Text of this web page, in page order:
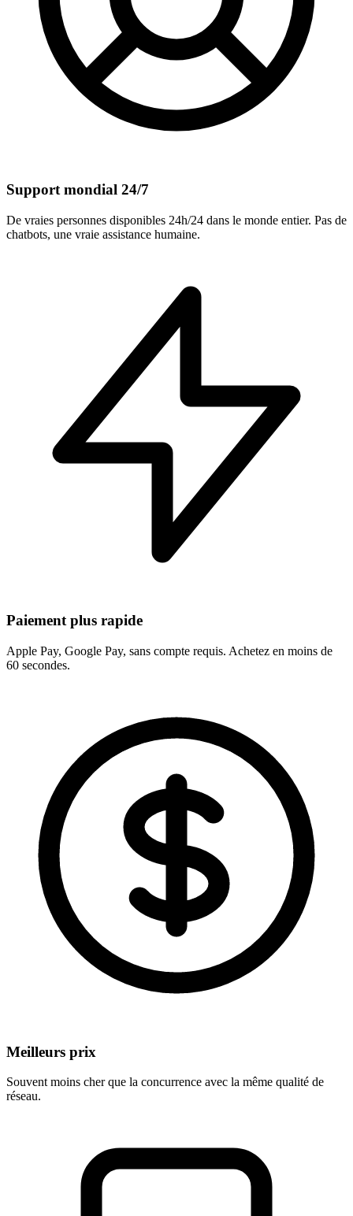
Support mondial 24/7
De vraies personnes disponibles 24h/24 dans le monde entier. Pas de
chatbots, une vraie assistance humaine.
Paiement plus rapide
Apple Pay, Google Pay, sans compte requis. Achetez en moins de
60 secondes.
Meilleurs prix
Souvent moins cher que la concurrence avec la même qualité de
réseau.